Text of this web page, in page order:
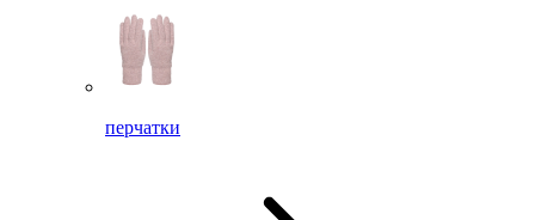
перчатки